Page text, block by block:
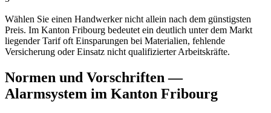
Wählen Sie einen Handwerker nicht allein nach dem günstigsten
Preis. Im Kanton Fribourg bedeutet ein deutlich unter dem Markt
liegender Tarif oft Einsparungen bei Materialien, fehlende
Versicherung oder Einsatz nicht qualifizierter Arbeitskräfte.
Normen und Vorschriften —
Alarmsystem im Kanton Fribourg